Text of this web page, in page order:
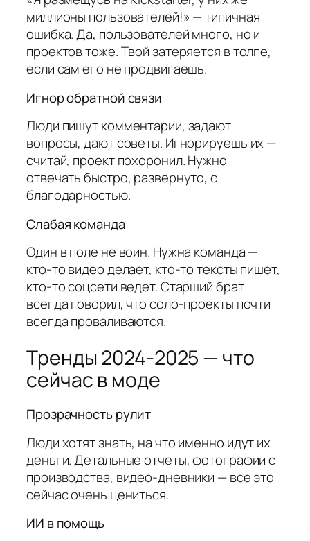
миллионы пользователей!» — типичная
ошибка. Да, пользователей много, но и
проектов тоже. Твой затеряется в толпе,
если сам его не продвигаешь.
Игнор обратной связи
Люди пишут комментарии, задают
вопросы, дают советы. Игнорируешь их —
считай, проект похоронил. Нужно
отвечать быстро, развернуто, с
благодарностью.
Слабая команда
Один в поле не воин. Нужна команда —
кто-то видео делает, кто-то тексты пишет,
кто-то соцсети ведет. Старший брат
всегда говорил, что соло-проекты почти
всегда проваливаются.
Тренды 2024-2025 — что
сейчас в моде
Прозрачность рулит
Люди хотят знать, на что именно идут их
деньги. Детальные отчеты, фотографии с
производства, видео-дневники — все это
сейчас очень цениться.
ИИ в помощь